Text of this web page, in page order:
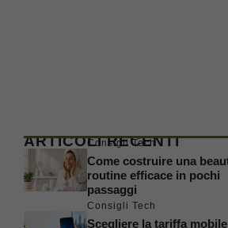
ARTICOLI RECENTI
Consigli Tech
Come costruire una
routine efficace in pochi
passaggi
Consigli Tech
Scegliere la tariffa mobile